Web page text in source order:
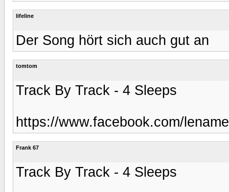
lifeline
Der Song hört sich auch gut an
tomtom
Track By Track - 4 Sleeps
https://www.facebook.com/
Frank 67
Track By Track - 4 Sleeps